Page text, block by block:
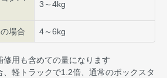
3～4kg
場合 4～6kg
用も含めての量になります
軽トラックで1.2倍、通常のボックスタ